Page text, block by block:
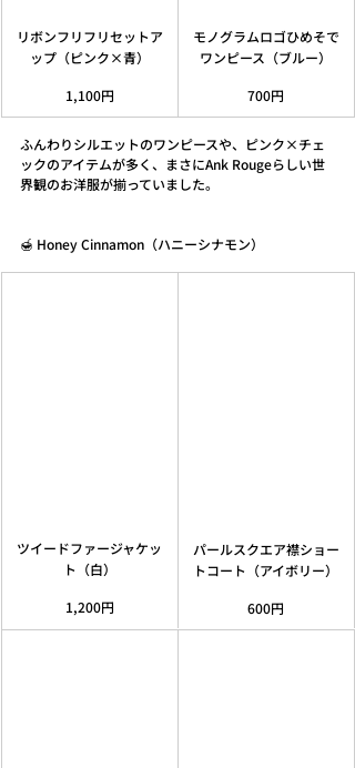
リボンフリフリセットア
ップ（ピンク×青）
1,100円
モノグラムロゴひめそで
ワンピース（ブルー）
700円
ふんわりシルエットのワンピースや、ピンク×チェ
ックのアイテムが多く、まさにAnk Rougeらしい世
界観のお洋服が揃っていました。
🍯 Honey Cinnamon（ハニーシナモン）
ツイードファージャケッ
ト（白）
1,200円
パールスクエア襟ショー
トコート（アイボリー）
600円